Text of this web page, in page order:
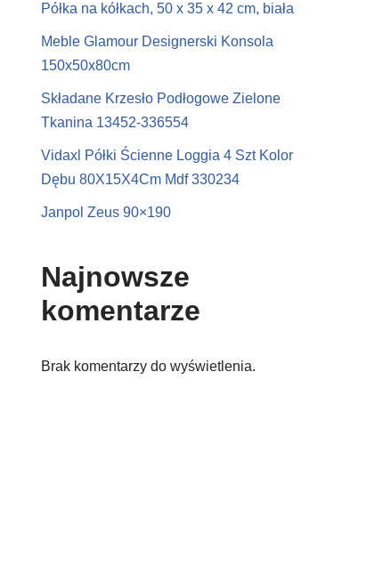
Półka na kółkach, 50 x 35 x 42 cm, biała
Meble Glamour Designerski Konsola
150x50x80cm
Składane Krzesło Podłogowe Zielone
Tkanina 13452-336554
Vidaxl Półki Ścienne Loggia 4 Szt Kolor
Dębu 80X15X4Cm Mdf 330234
Janpol Zeus 90×190
Najnowsze
komentarze
Brak komentarzy do wyświetlenia.